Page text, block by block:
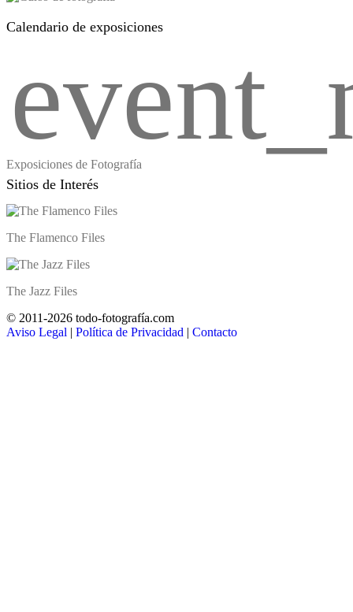
Calendario de exposiciones
Exposiciones de Fotografía
Sitios de Interés
The Flamenco Files
The Jazz Files
© 2011-2026 todo-fotografía.com
Aviso Legal | Política de Privacidad | Contacto